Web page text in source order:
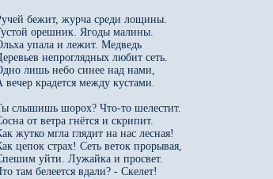
бежит, журча среди лощины.
орешник. Ягоды малины.
упала и лежит. Медведь
непроглядных любит сеть.
лишь небо синее над нами,
вечер крадется между кустами.
слышишь шорох? Что-то шелестит.
от ветра гнётся и скрипит.
жутко мгла глядит на нас лесная!
цепок страх! Сеть веток прорывая,
уйти. Лужайка и просвет.
там белеется вдали? - Скелет!